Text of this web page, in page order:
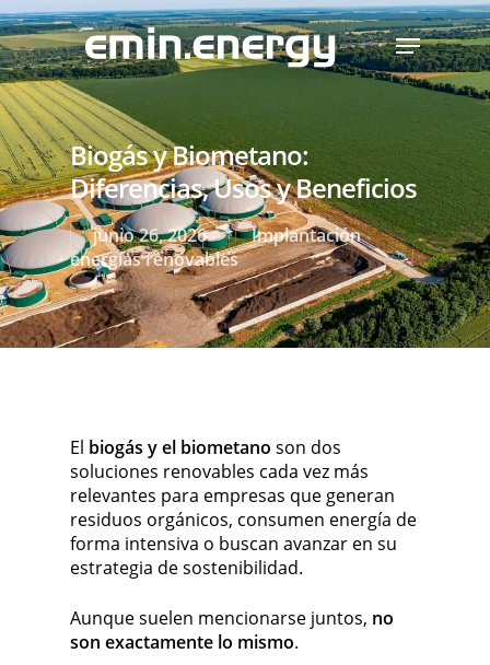
Skip
to
main
content
Menu
Biogás y Biometano:
Diferencias, Usos y Beneficios
junio 26, 2026
Implantación
energías renovables
El biogás y el biometano son dos
soluciones renovables cada vez más
relevantes para empresas que generan
residuos orgánicos, consumen energía de
forma intensiva o buscan avanzar en su
estrategia de sostenibilidad.
Aunque suelen mencionarse juntos, no
son exactamente lo mismo.